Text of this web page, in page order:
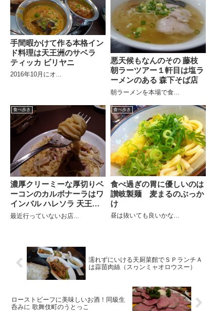
手間暇かけて作る本格イン
ド料理は天王洲のサベラ
ティッカ ビリヤニ
2016年10月にオ...
悪天候もなんのその 藤枝
朝ラーツアー１軒目は塩ラ
ーメンのある 森下そば店
朝ラーメンを本場で食...
食べ歩き
濃厚クリーミーな厚切りベ
ーコンのカルボナーラはワ
インバル ハレソラ 天王洲
店
最近行っていないお店...
食べ歩き
食べ過ぎの胃に優しいのは
讃岐製麺 麦まるのぶっか
け
昼は抜いても良いかな...
濡れずにいける天厨菜館でＳＰランチＡ
は蒜苗肉絲（スヮンミャオロウスー）
ローストビーフに美味しいお酒！同級生
呑みに 歌舞伎町のうとっこ